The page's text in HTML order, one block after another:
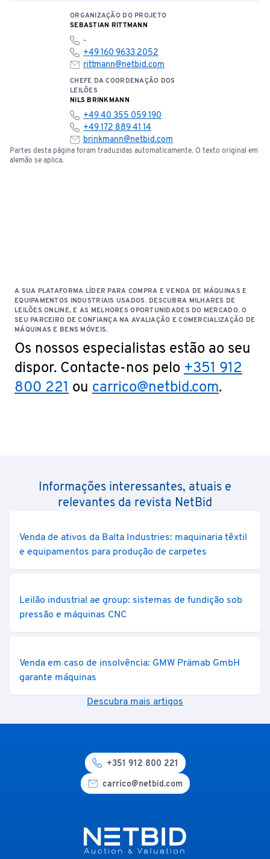
ORGANIZAÇÃO DO PROJETO
SEBASTIAN RITTMANN
-
+49 160 9633 2052
rittmann@netbid.com
CHEFE DA COORDENAÇÃO DOS
LEILÕES
NILS BRINKMANN
+49 40 355 059 190
+49 172 889 41 14
brinkmann@netbid.com
Partes desta página foram traduzidas automaticamente. O texto original em
alemão se aplica.
A SUA PLATAFORMA LÍDER PARA COMPRA E VENDA DE MÁQUINAS E
EQUIPAMENTOS INDUSTRIAIS USADOS. DESCUBRA MILHARES DE
LEILÕES ONLINE, E AS MELHORES OPORTUNIDADES DO MERCADO. O
SEU PARCEIRO DE CONFIANÇA NA AVALIAÇÃO E COMERCIALIZAÇÃO DE
MÁQUINAS E BENS MÓVEIS.
Os nossos especialistas estão ao seu
dispor. Contacte-nos pelo +351 912
800 221 ou carrico@netbid.com.
Informações interessantes, atuais e
relevantes da revista NetBid
Venda de ativos da Balta Industries: maquinaria têxtil
e equipamentos para produção de carpetes
Leilão industrial ae group: sistemas de fundição sob
pressão e máquinas CNC
Venda em caso de insolvência: GMW Prämab GmbH
garante máquinas
Descubra mais artigos
+351 912 800 221
carrico@netbid.com